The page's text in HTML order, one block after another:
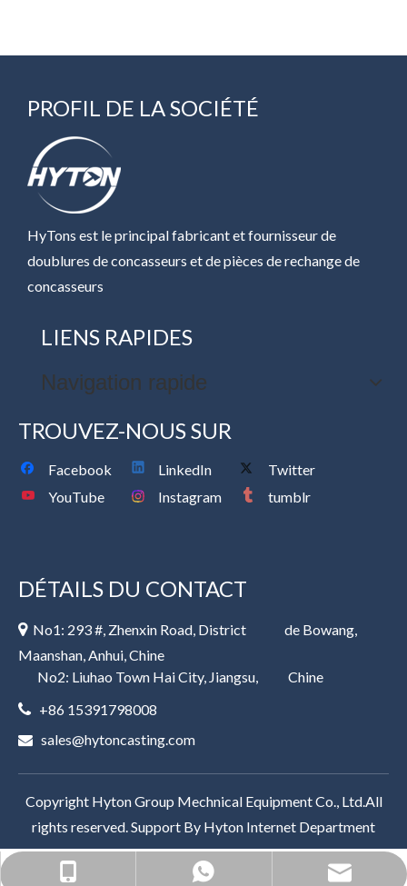
PROFIL DE LA SOCIÉTÉ
HyTons est le principal fabricant et fournisseur de
doublures de concasseurs et de pièces de rechange de
concasseurs
LIENS RAPIDES
Navigation rapide
TROUVEZ-NOUS SUR
Facebook LinkedIn
Twitter
YouTube
Instagram tumblr
DÉTAILS DU CONTACT
 No1: 293 #, Zhenxin Road, District de Bowang,
Maanshan, Anhui, Chine
No2: Liuhao Town Hai City, Jiangsu, Chine
 +86 15391798008
 sales@hytoncasting.com
Copyright Hyton Group Mechnical Equipment Co., Ltd.All
rights reserved. Support By Hyton Internet Department
+86 15391798008
+86 15391798008
sales@hytoncasting.com